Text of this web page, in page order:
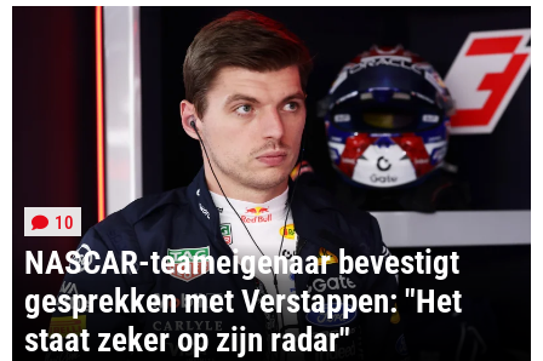
NASCAR-teameigenaar bevestigt
gesprekken met Verstappen: "Het
staat zeker op zijn radar"
10